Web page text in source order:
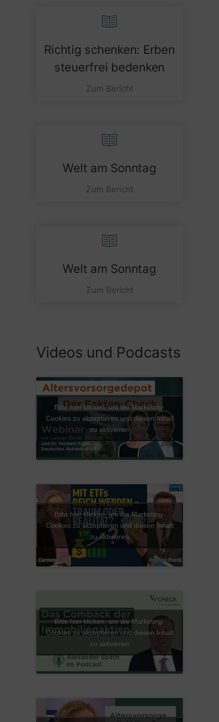
Richtig schenken: Erben
steuerfrei bedenken
Zum Bericht
Welt am Sonntag
Zum Bericht
Welt am Sonntag
Zum Bericht
Videos und Podcasts
Bitte hier klicken, um die Marketing-
Cookies zu akzeptieren und diesen Inhalt
zu aktivieren
Bitte hier klicken, um die Marketing-
Cookies zu akzeptieren und diesen Inhalt
zu aktivieren
Bitte hier klicken, um die Marketing-
Cookies zu akzeptieren und diesen Inhalt
zu aktivieren